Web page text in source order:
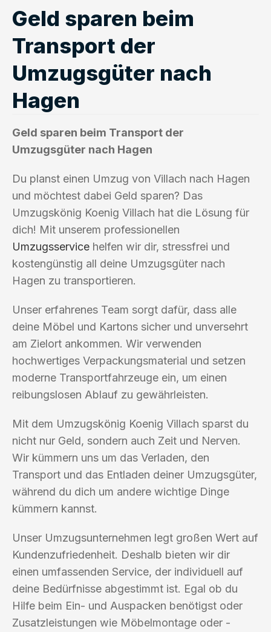
Geld sparen beim
Transport der
Umzugsgüter nach
Hagen
Geld sparen beim Transport der
Umzugsgüter nach Hagen
Du planst einen Umzug von Villach nach Hagen
und möchtest dabei Geld sparen? Das
Umzugskönig Koenig Villach hat die Lösung für
dich! Mit unserem professionellen
Umzugsservice helfen wir dir, stressfrei und
kostengünstig all deine Umzugsgüter nach
Hagen zu transportieren.
Unser erfahrenes Team sorgt dafür, dass alle
deine Möbel und Kartons sicher und unversehrt
am Zielort ankommen. Wir verwenden
hochwertiges Verpackungsmaterial und setzen
moderne Transportfahrzeuge ein, um einen
reibungslosen Ablauf zu gewährleisten.
Mit dem Umzugskönig Koenig Villach sparst du
nicht nur Geld, sondern auch Zeit und Nerven.
Wir kümmern uns um das Verladen, den
Transport und das Entladen deiner Umzugsgüter,
während du dich um andere wichtige Dinge
kümmern kannst.
Unser Umzugsunternehmen legt großen Wert auf
Kundenzufriedenheit. Deshalb bieten wir dir
einen umfassenden Service, der individuell auf
deine Bedürfnisse abgestimmt ist. Egal ob du
Hilfe beim Ein- und Auspacken benötigst oder
Zusatzleistungen wie Möbelmontage oder -